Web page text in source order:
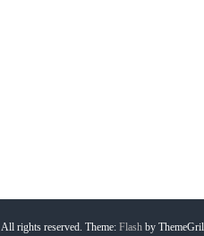
All rights reserved. Theme: Flash by